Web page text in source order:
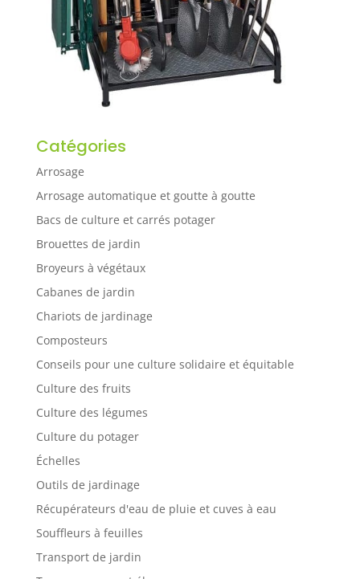
Catégories
Arrosage
Arrosage automatique et goutte à goutte
Bacs de culture et carrés potager
Brouettes de jardin
Broyeurs à végétaux
Cabanes de jardin
Chariots de jardinage
Composteurs
Conseils pour une culture solidaire et équitable
Culture des fruits
Culture des légumes
Culture du potager
Échelles
Outils de jardinage
Récupérateurs d'eau de pluie et cuves à eau
Souffleurs à feuilles
Transport de jardin